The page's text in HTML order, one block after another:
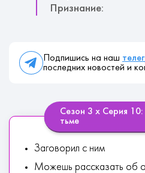
Признание:
Подпишись на наш
последних новостей и
Сезон 3 х Серия 10:
тьме
Заговорил с ним
Можешь рассказать об